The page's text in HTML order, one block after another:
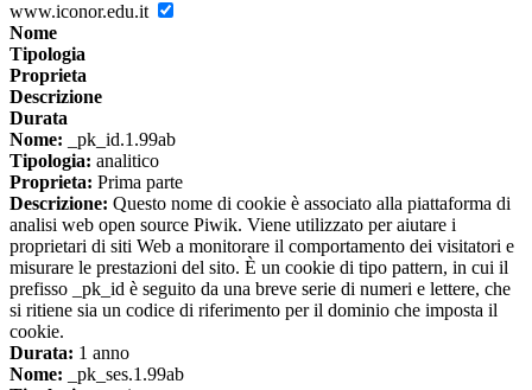
www.iconor.edu.it
Nome
Tipologia
Proprieta
Descrizione
Durata
Nome: _pk_id.1.99ab
Tipologia: analitico
Proprieta: Prima parte
Descrizione: Questo nome di cookie è associato alla piattaforma di
analisi web open source Piwik. Viene utilizzato per aiutare i
proprietari di siti Web a monitorare il comportamento dei visitatori e
misurare le prestazioni del sito. È un cookie di tipo pattern, in cui il
prefisso _pk_id è seguito da una breve serie di numeri e lettere, che
si ritiene sia un codice di riferimento per il dominio che imposta il
cookie.
Durata: 1 anno
Nome: _pk_ses.1.99ab